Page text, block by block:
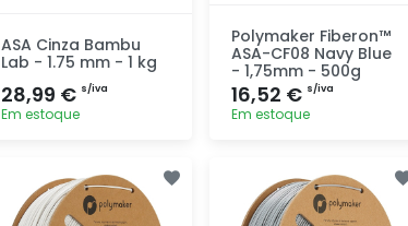
ASA Cinza Bambu
Lab - 1.75 mm - 1 kg
28,99 € s/iva
Em estoque
rapidamente
Polymaker Fiberon™
ASA-CF08 Navy Blue
- 1,75mm - 500g
16,52 € s/iva
Em estoque
rapidamente